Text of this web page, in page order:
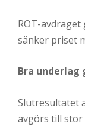
ROT-
sänker priset
Bra
Slutresultatet
avgörs till stor